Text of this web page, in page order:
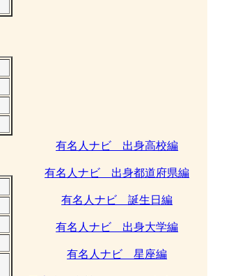
有名人ナビ 出身高校編
有名人ナビ 出身都道府県編
有名人ナビ 誕生日編
有名人ナビ 出身大学編
有名人ナビ 星座編